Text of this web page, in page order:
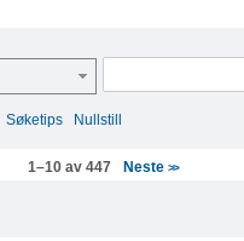
Søketips Nullstill
1–10 av 447 Neste >>